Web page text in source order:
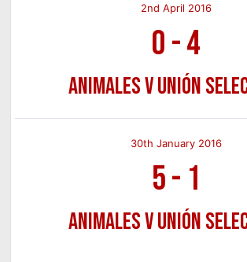
2nd April 2016
0-4
Animales v Unión
30th January 2016
5- 1
Animales v Unión